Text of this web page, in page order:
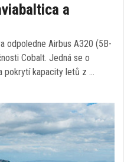
a
odpoledne Airbus A320 (5B-
Cobalt. Jedná se o
pokrytí kapacity letů z …